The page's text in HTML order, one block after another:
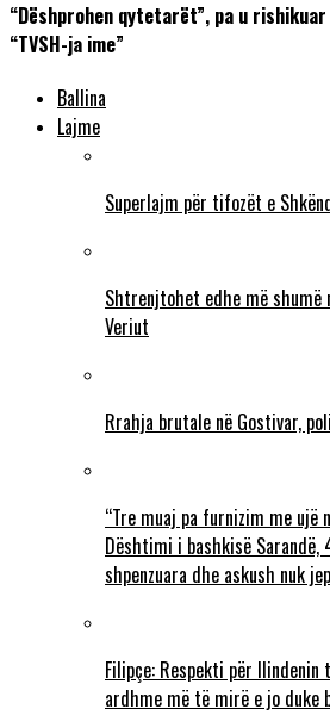
“Dëshprohen qytetarët”, pa u
“TVSH-ja ime”
Ballina
Lajme
Superlajm për tifozët e
Shtrenjtohet edhe më shumë
Veriut
Rrahja brutale në Gostivar,
“Tre muaj pa furnizim me ujë
Dështimi i bashkisë
shpenzuara dhe askush nuk
Filipçe: Respekti për
ardhme më të mirë e jo duke